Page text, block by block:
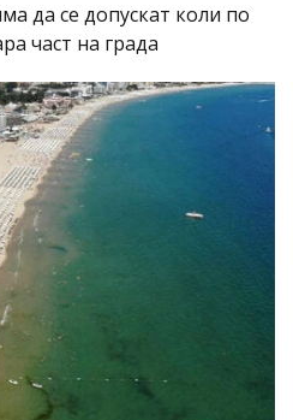
да се допускат коли по
част на града